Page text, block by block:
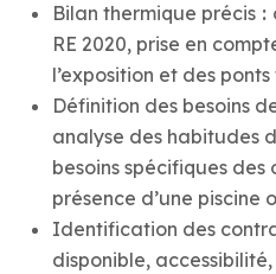
Bilan thermique précis :
RE 2020, prise en
l’exposition et des
Définition des besoins
analyse des habitudes
besoins spécifiques
présence d’une piscine
Identification des
disponible,